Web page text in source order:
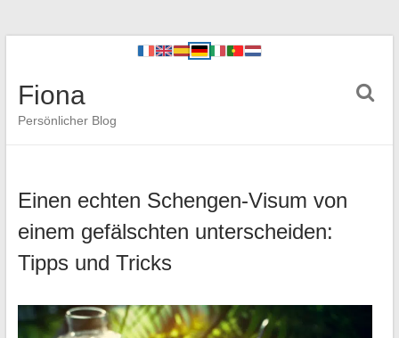
Fiona
Persönlicher Blog
Einen echten Schengen-Visum von
einem gefälschten unterscheiden:
Tipps und Tricks